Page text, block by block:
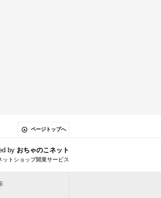
ページトップへ
by おちゃのこネット
トショップ開業サービス